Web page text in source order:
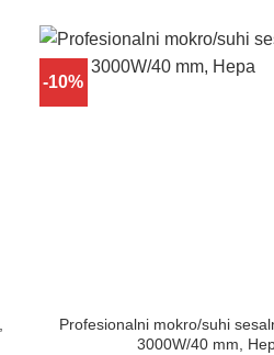
-10%
Profesionalni mokro/suhi
3000W/40 mm,